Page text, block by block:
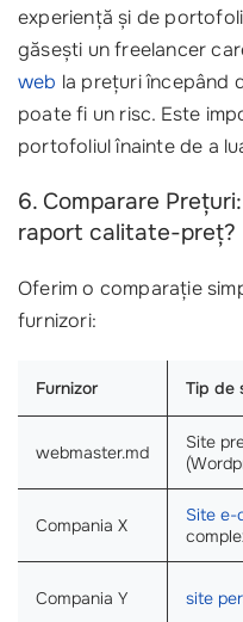
experiență și de
găsești un freelancer
web la prețuri începând
poate fi un risc. Este
portofoliul înainte de a
6. Comparare
raport calitate-preț?
Oferim o comparație
furnizori:
Furnizor Tip de
webmaster.md
Site
Compania X
Site e-
Compania Y site